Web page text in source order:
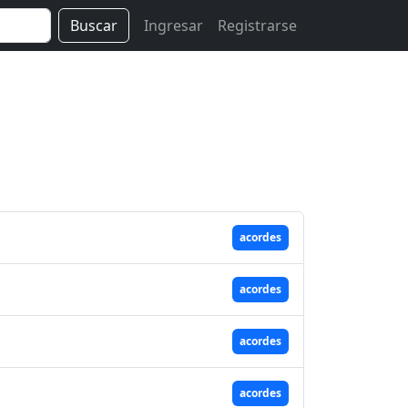
Buscar Ingresar Registrarse
acordes
acordes
acordes
acordes